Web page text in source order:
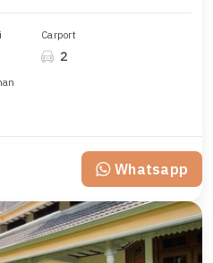
Carport
2
Whatsapp